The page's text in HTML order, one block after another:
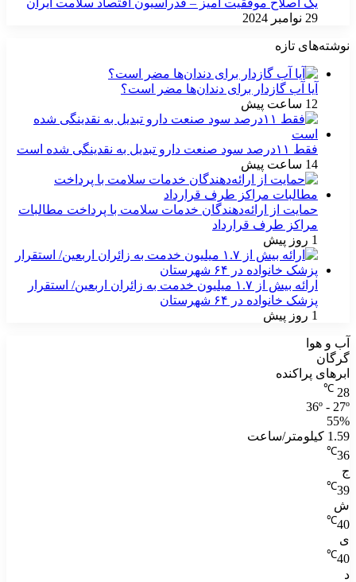
یک اصلاح موفقیت آمیز – فدراسیون اقتصاد سلامت ایران
29 نوامبر 2024
نوشته‌های تازه
آیا آب گازدار برای دندان‌ها مضر است؟
12 ساعت پیش
فقط ۱۱‌درصد سود صنعت دارو تبدیل به نقدینگی شده است
14 ساعت پیش
حمایت از ارائه‌دهندگان خدمات سلامت با پرداخت مطالبات
مراکز طرف قرارداد
1 روز پیش
ارائه بیش از ۱.۷ میلیون خدمت به زائران اربعین/ استقرار
پزشک خانواده در ۶۴ شهرستان
1 روز پیش
آب و هوا
گرگان
ابرهای پراکنده
28
℃
36º - 27º
55%
1.59 کیلومتر/ساعت
36
℃
ج
39
℃
ش
40
℃
ی
40
℃
د